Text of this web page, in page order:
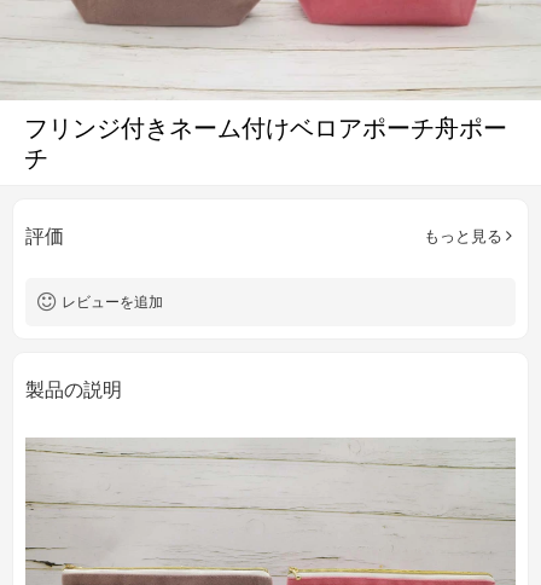
フリンジ付きネーム付けベロアポーチ舟ポー
チ
評価 もっと見る
レビューを追加
製品の説明